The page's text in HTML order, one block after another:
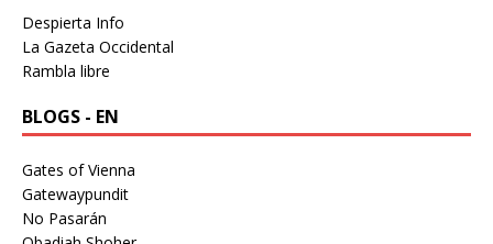
Despierta Info
La Gazeta Occidental
Rambla libre
BLOGS - EN
Gates of Vienna
Gatewaypundit
No Pasarán